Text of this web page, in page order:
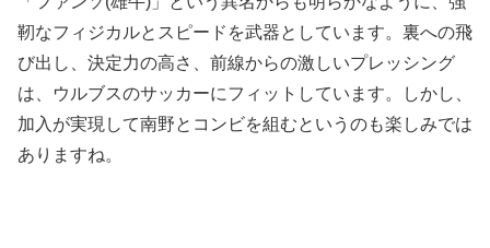
靭なフィジカルとスピードを武器としています。裏への飛
び出し、決定力の高さ、前線からの激しいプレッシング
は、ウルブスのサッカーにフィットしています。しかし、
加入が実現して南野とコンビを組むというのも楽しみでは
ありますね。